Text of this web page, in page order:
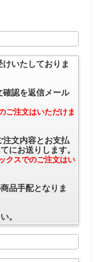
いたしておりま
認を返信メール
ご注文はいただけま
文内容とお支払
にお送りします。
クスでのご注文はい
品手配となりま
。